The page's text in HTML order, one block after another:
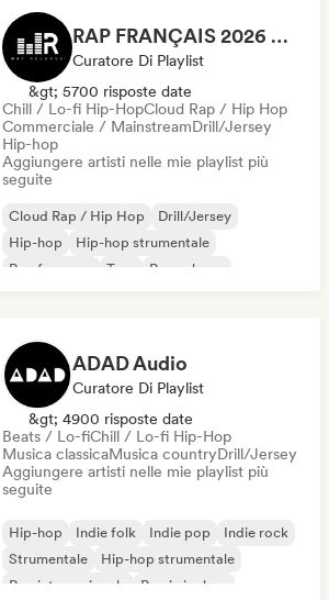
RAP FRANÇAIS 2026 🔥🇫🇷 (Way Records)
Curatore Di Playlist
&gt; 5700 risposte date
Chill / Lo-fi Hip-HopCloud Rap / Hip Hop
Commerciale / MainstreamDrill/Jersey
Hip-hop
Aggiungere artisti nelle mie playlist più
seguite
Cloud Rap / Hip Hop
Drill/Jersey
Hip-hop
Hip-hop strumentale
Rap francese
Trap
Pop urbano
ADAD Audio
Curatore Di Playlist
&gt; 4900 risposte date
Beats / Lo-fiChill / Lo-fi Hip-Hop
Musica classicaMusica countryDrill/Jersey
Aggiungere artisti nelle mie playlist più
seguite
Hip-hop Indie folk Indie pop
Indie rock
Strumentale
Hip-hop strumentale
Rap internazionale
Rap in inglese